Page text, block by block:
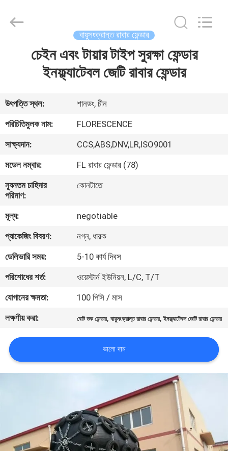
ভিডিও
আমাদের
সম্পর্কে
ভ্রমণ
মান
নিয়ন্ত্রণ
যোগাযোগ
করুন
খবর
ম্যাপ
Supply
বায়ুসংক্রান্ত রাবার ফেন্ডার
চেইন এবং টায়ার টাইপ সুরক্ষা ফেন্ডার
ইনফ্ল্যাটেবল জেটি রাবার ফেন্ডার
উৎপত্তি স্থল:
শানডং, চীন
পরিচিতিমুলক নাম:
FLORESCENCE
সাক্ষ্যদান:
CCS,ABS,DNV,LR,ISO9001
মডেল নম্বার:
FL রাবার ফেন্ডার (78)
ন্যূনতম চাহিদার
পরিমাণ:
কোনটাতে
মূল্য:
negotiable
প্যাকেজিং বিবরণ:
নগ্ন, ধারক
ডেলিভারি সময়:
5-10 কার্য দিবস
পরিশোধের শর্ত:
ওয়েস্টার্ন ইউনিয়ন, L/C, T/T
যোগানের ক্ষমতা:
100 পিসি / মাস
লক্ষণীয় করা:
বোট ডক ফেন্ডার,বায়ুসংক্রান্ত রাবার ফেন্ডার,ইনফ্ল্যাটেবল জেটি রাবার ফেন্ডার
ভালো দাম